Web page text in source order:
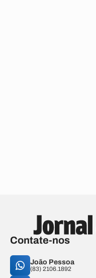
Contate-nos
João Pessoa
(83) 2106.1892